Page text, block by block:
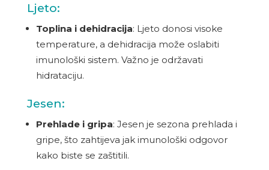
Ljeto:
Toplina i dehidracija: Ljeto donosi visoke
temperature, a dehidracija može oslabiti
imunološki sistem. Važno je održavati
hidrataciju.
Jesen:
Prehlade i gripa: Jesen je sezona prehlada i
gripe, što zahtijeva jak imunološki odgovor
kako biste se zaštitili.